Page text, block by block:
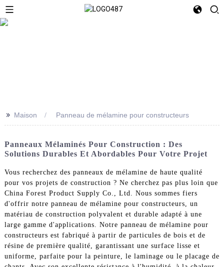
>> Maison Panneau de mélamine pour constructeurs
Panneaux Mélaminés Pour Construction : Des
Solutions Durables Et Abordables Pour Votre Projet
Vous recherchez des panneaux de mélamine de haute qualité
pour vos projets de construction ? Ne cherchez pas plus loin que
China Forest Product Supply Co., Ltd. Nous sommes fiers
d'offrir notre panneau de mélamine pour constructeurs, un
matériau de construction polyvalent et durable adapté à une
large gamme d'applications. Notre panneau de mélamine pour
constructeurs est fabriqué à partir de particules de bois et de
résine de première qualité, garantissant une surface lisse et
uniforme, parfaite pour la peinture, le laminage ou le placage de